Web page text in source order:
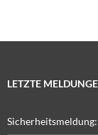
LETZTE